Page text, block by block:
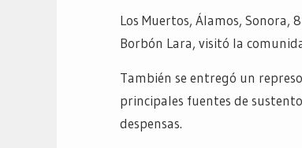
Los Muertos, Álamos, Sonora,
Borbón Lara, visitó la
También se entregó un
principales fuentes de
despensas.